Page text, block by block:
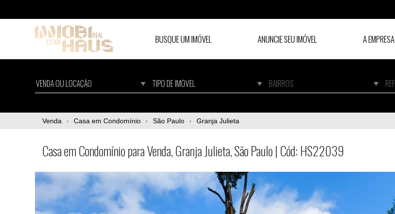
BUSQUE UM IMÓVEL ANUNCIE SEU IMÓVEL A EMPRESA
Casa em Condomínio para Venda, Granja Julieta, São Paulo | Cód: HS22039
Venda Casa em Condomínio São Paulo Granja Julieta
Casa em Condomínio para Venda, Granja Julieta, São Paulo | Cód: HS22039